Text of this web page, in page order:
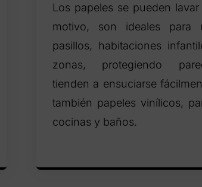
Los papeles se pueden
motivo, son ideales para
pasillos, habitaciones
zonas, protegiendo
tienden a ensuciarse
también papeles vinílicos,
cocinas y baños.